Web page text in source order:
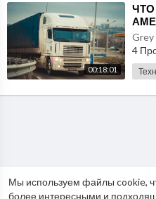
Мы используем файлы cookie,
более интересными и
00:18:01
Grey
4